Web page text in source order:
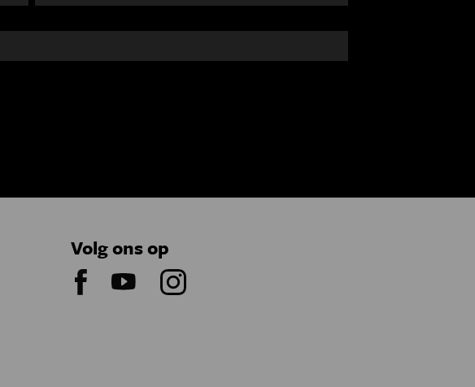
Volg ons op